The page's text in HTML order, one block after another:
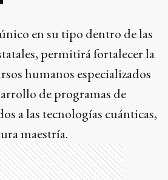
en su tipo dentro de las
permitirá fortalecer la
humanos especializados
de programas de
a las tecnologías cuánticas,
maestría.